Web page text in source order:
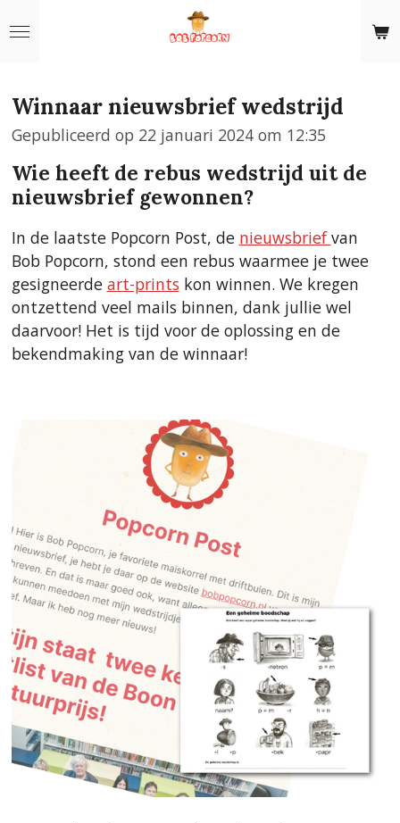
direct
hoofdinhoud
Winnaar nieuwsbrief wedstrijd
Gepubliceerd op 22 januari 2024 om 12:35
Wie heeft de rebus wedstrijd uit de
nieuwsbrief gewonnen?
In de laatste Popcorn Post, de nieuwsbriefvan
Bob Popcorn, stond een rebus waarmee je twee
gesigneerde art-prints kon winnen. We kregen
ontzettend veel mails binnen, dank jullie wel
daarvoor! Het is tijd voor de oplossing en de
bekendmaking van de winnaar!